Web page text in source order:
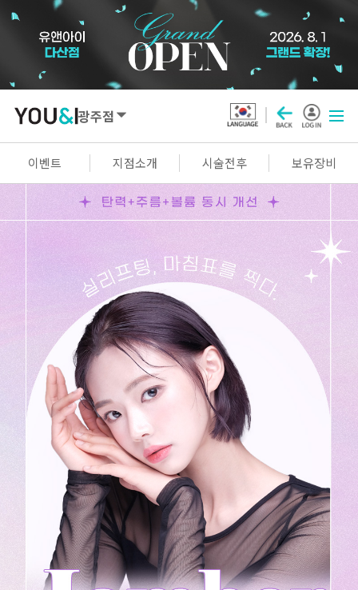
광주점
이벤트 지점소개 시술전후 보유장비
SEOUL
선릉점 잠실점
홍대신촌점
구로점 여의도점 천호점
창동점
GYEONGGI / INCHEON
수원점 판교점 광교점 광명점
산본점 부천점 일산점 다산점
김포점 인천검단점 동탄점
부평점 의정부점
시흥배곧점 분당미금점 과천점 하남미사점
화성봉담점 경기광주점
CHUNGCHEONG-DO